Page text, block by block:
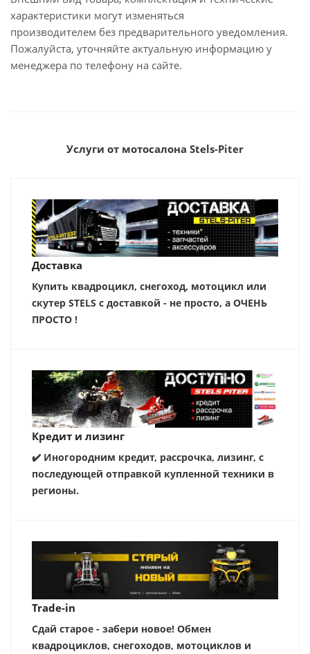
характеристики могут изменяться
производителем без предварительного уведомления.
Пожалуйста, уточняйте актуальную информацию у
менеджера по телефону на сайте.
Услуги от мотосалона Stels-Piter
Доставка
Купить квадроцикл, снегоход, мотоцикл или
скутер STELS с доставкой - не просто, а ОЧЕНЬ
ПРОСТО !
Кредит и лизинг
✔️ Иногородним кредит, рассрочка, лизинг, с
последующей отправкой купленной техники в
регионы.
Trade-in
Сдай старое - забери новое! Обмен
квадроциклов, снегоходов, мотоциклов и